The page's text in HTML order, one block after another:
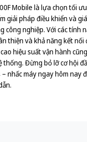
Mobile là lựa chọn tối
giải pháp điều khiển và
công nghiệp. Với các tính
thiện và khả năng kết nối
hiệu suất vận hành
thống. Đừng bỏ lỡ cơ hội
nhấc máy ngay hôm nay